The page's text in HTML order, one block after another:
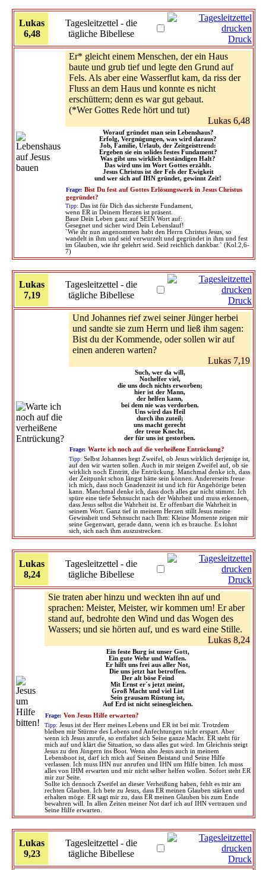
Lukas
6,48
Tagesleitzettel - die
tägliche Bibellese
Druck
Er* gleicht einem Menschen, der ein Haus
baute und grub tief und legte den Grund auf
Fels. Als aber eine Wasserflut kam, da riss der
Fluss an dem Haus und konnte es nicht
erschüttern; denn es war gut gebaut.
(*Wer Gottes Rede hört und tut)
Lukas 6,48
Worauf gründet man sein Lebenshaus?
Erfolg, Vergnügungen, was wird daraus?
Job, Familie, Urlaub, der Zeitgeisttrend:
Ergeben sie ein solides festes Fundament?
Was gibt uns wirklich beständigen Halt?
Das wird uns im Wort Gottes erzählt.
Jesus Christus ist der Fels der Ewigkeit
und wer sich auf IHN gründet, gewinnt Zeit!
Frage: Bist Du fest auf Gottes Erlösungswerk in Jesus Christus
gegründet?
Tipp: Das ist für Dich das sicherste Fundament,
wenn ER in Deinem Herzen ist präsent.
Baue Dein Leben ganz auf SEIN Wort auf:
Gesegnet und sicher wird Dein Lebenslauf!
`Wie ihr nun angenommen habt den Herrn Christus Jesus, so
wandelt in ihm und seid verwurzelt und gegründet in ihm und fest
im Glauben, wie ihr gelehrt seid. Seid reichlich dankbar.` (Kol.2,6-
7)
Lukas
7,19
Tagesleitzettel - die
tägliche Bibellese
Druck
Und Johannes rief zwei seiner Jünger herbei
und sandte sie zum Herrn und ließ ihm sagen:
Bist du der Kommende, oder sollen wir auf
einen anderen warten?
Lukas 7,19
Such, wer da will,
Nothelfer viel,
die uns doch nichts erworben;
hier ist der Mann,
der helfen kann,
bei dem nie was verdorben.
Uns wird das Heil
durch ihn zuteil;
uns macht gerecht
der treue Knecht,
der für uns ist gestorben.
Frage: Warte ich noch auf die verheißene Entrückung?
Tipp: Selbst Johannes hegt Zweifel, ob Jesus wirklich derjenige ist,
auf den wir warten sollen. Auch in mir steigen Zweifel auf, ob sie
wirklich noch Eintritt, die Entrückung. Manchmal denke ich, dass
der Zeitpunkt schon längst hätte sein können. Andererseits freue
ich mich, dass noch Gnadenzeit ist und ich für Angehörige beten
kann. Manchmal denke ich, dass doch alles gar nicht stimmt. Ich
spüre eine tiefe Sehnsucht nach der Wahrheit und muss erkennen,
dass Jesus selbst die Wahrheit ist. Er offenbart die Wahrheit in
seinem Wort. Ganz tief in meinem Herzen stillt Jesus meine
Gewissheit und Sehnsucht nach Ihm: Kleine Momente zeigen mir
seine Gegenwart, gerade dann, wenn ich es brauche. Es lohnt
sich, sich nach ihm auszustrecken.
Lukas
8,24
Tagesleitzettel - die
tägliche Bibellese
Druck
Sie traten aber hinzu und weckten ihn auf und
sprachen: Meister, Meister, wir kommen um! Er aber
stand auf, bedrohte den Wind und das Wogen des
Wassers; und sie hörten auf, und es ward eine Stille.
Lukas 8,24
Ein feste Burg ist unser Gott,
Ein gute Wehr und Waffen.
Er hilft uns frei aus aller Not,
Die uns jetzt hat betroffen.
Der alt böse Feind
Mit Ernst er´s jetzt meint,
Groß Macht und viel List
Sein grausam Rüstung ist,
Auf Erd ist nicht seinesgleichen.
Frage: Von Jesus Hilfe erwarten?
Tipp: Jesus ist der Herr meines Lebens und ER ist bei mir. Trotzdem
bleiben mir Stürme des Lebens und Anfechtungen nicht erspart. Aber
wenn ich Jesus anrufe, so entfaltet sich Seine ganze Macht. ER steht für
mich auf und klärt die Situation, so dass alles gut wird. Im Gleichnis steigt
Jesus zu den Jüngern ins Boot. Wenn also Jesus auch in meinem
Lebensboot ist, darf ich mich auf Seinen Beistand und Seine Hilfe
verlassen. Ich muss IHN nur anrufen und IHN um Hilfe bitten. Ich muss
alles von IHM erwarten und mir nicht selber helfen wollen. Sofort steht ER
mir zur Seite.
Sollte ich dennoch Zweifel an dieser Verheißung haben, fehlt es mir am
rechten Glauben. Ich bete zu Jesus, dass ER meinen Glauben stärken und
erhalten möge. ER sagt mir zu, dass ER meinen Glauben bis zum Ende
bewahren will. In allen Zeiten meiner Not darf ich auf IHN vertrauen und
Seine Hilfe erwarten.
Lukas
9,23
Tagesleitzettel - die
tägliche Bibellese
Druck